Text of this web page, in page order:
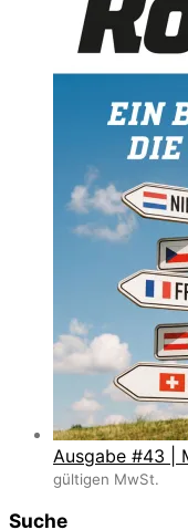
Ausgabe #43 |
gültigen MwSt.
Suche